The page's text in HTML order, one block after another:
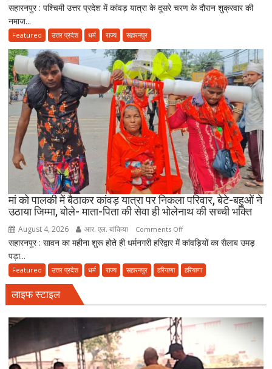
कांवड़
जमीयत-
उलेमा-
ए-
हिन्द
की
अपील,
‘अपने
मोहल्ले
की
मस्जिद
में
पढ़ें
नमाज,
ही
सहारनपुर : पश्चिमी उत्तर प्रदेश में कांवड़ यात्रा के दूसरे चरण के दौरान शुक्रवार की
नमाज...
Featured उत्तर प्रदेश धर्म राज्य सहारनपुर
मां को पालकी में बैठाकर कांवड़ यात्रा पर निकला परिवार, बेटे-बहुओं ने
उठाया जिम्मा, बोले- माता-पिता की सेवा ही भोलेनाथ की सच्ची भक्ति
August 4, 2026 आर. एल. बांकिया Comments Offon
मां
पालकी
कांवड़
निकला
परिवार,
सहारनपुर : सावन का महीना शुरू होते ही धर्मनगरी हरिद्वार में कांवड़ियों का सैलाब उमड़
पड़ा...
Featured उत्तर प्रदेश धर्म राज्य सहारनपुर हरियाणा हरियाणा
लाइफ स्टाइल